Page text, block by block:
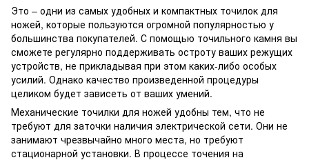
Это – одни из самых удобных и компактных точилок для
ножей, которые пользуются огромной популярностью у
большинства покупателей. С помощью точильного камня вы
сможете регулярно поддерживать остроту ваших режущих
устройств, не прикладывая при этом каких-либо особых
усилий. Однако качество произведенной процедуры
целиком будет зависеть от ваших умений.
Механические точилки для ножей удобны тем, что не
требуют для заточки наличия электрической сети. Они не
занимают чрезвычайно много места, но требуют
стационарной установки. В процессе точения на